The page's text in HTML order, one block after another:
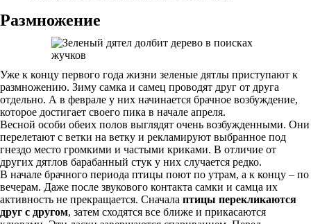
Размножение
Уже к концу первого года жизни зеленые дятлы приступают к
размножению. Зиму самка и самец проводят друг от друга
отдельно. А в феврале у них начинается брачное возбуждение,
которое достигает своего пика в начале апреля.
Весной особи обеих полов выглядят очень возбужденными. Они
перелетают с ветки на ветку и рекламируют выбранное под
гнездо место громкими и частыми криками. В отличие от
других дятлов барабанный стук у них случается редко.
В начале брачного периода птицы поют по утрам, а к концу – по
вечерам. Даже после звукового контакта самки и самца их
активность не прекращается. Сначала птицы перекликаются
друг с другом, затем сходятся все ближе и прикасаются